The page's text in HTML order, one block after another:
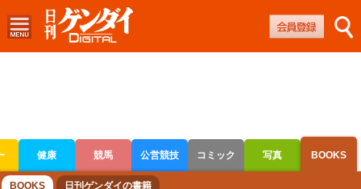
健康 競馬 公営競技 コミック 写真 BOOKS
ボートレース 競輪 オートレース
BOOKS 日刊ゲンダイの書籍